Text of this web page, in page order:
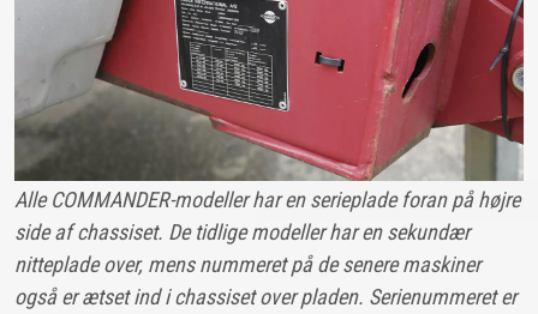
Alle COMMANDER-modeller har en serieplade foran på højre
side af chassiset. De tidlige modeller har en sekundær
nitteplade over, mens nummeret på de senere maskiner
også er ætset ind i chassiset over pladen. Serienummeret er